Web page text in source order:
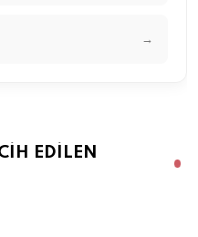
→
EDILEN